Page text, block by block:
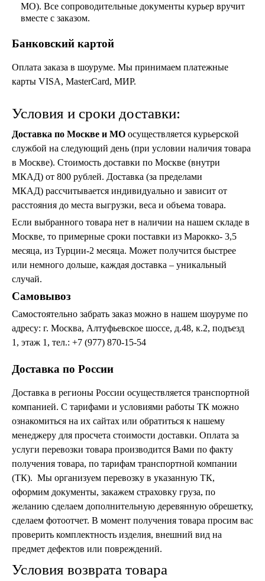
Марокканские Мозаичные
Торшеры Мозаика
Торшеры со стеклом
Светильники в хамам
Светильники потолочные
Светильники для кафе и ресторанов
Светильники дизайнерские
Светильники Лофт
Светильники с цепочками
Фонари
Абажуры
Столы и столики
Диваны и кресла
Комоды и тумбы
Консоли
Шкафы
Ширмы
Спальня Марокко
Светильники для хамама
Курны в хамам
Кувшины и чаши в хамам
Краны и смесители в хамам
Раковины латунные и медные
Медные тазы и ведра
Аксессуары в хамам
Текстиль для хамама
Плитка Марокко
Двери Марокко
Бабуши тапочки
Вазы
Зеркала
Пепельницы
МО). Все сопроводительные документы курьер вручит
вместе с заказом.
Банковский картой
Оплата заказа в шоуруме. Мы принимаем платежные
карты VISA, MasterCard, МИР.
Условия и сроки доставки:
Доставка по Москве и МО осуществляется курьерской
службой на следующий день (при условии наличия товара
в Москве). Стоимость доставки по Москве (внутри
МКАД) от 800 рублей. Доставка (за пределами
МКАД) рассчитывается индивидуально и зависит от
расстояния до места выгрузки, веса и объема товара.
Если выбранного товара нет в наличии на нашем складе в
Москве, то примерные сроки поставки из Марокко- 3,5
месяца, из Турции-2 месяца. Может получится быстрее
или немного дольше, каждая доставка – уникальный
случай.
Самовывоз
Самостоятельно забрать заказ можно в нашем шоуруме по
адресу: г. Москва, Алтуфьевское шоссе, д.48, к.2, подъезд
1, этаж 1, тел.: +7 (977) 870-15-54
Доставка по России
Доставка в регионы России осуществляется транспортной
компанией. С тарифами и условиями работы ТК можно
ознакомиться на их сайтах или обратиться к нашему
менеджеру для просчета стоимости доставки. Оплата за
услуги перевозки товара производится Вами по факту
получения товара, по тарифам транспортной компании
(ТК). Мы организуем перевозку в указанную ТК,
оформим документы, закажем страховку груза, по
желанию сделаем дополнительную деревянную обрешетку,
сделаем фотоотчет. В момент получения товара просим вас
проверить комплектность изделия, внешний вид на
предмет дефектов или повреждений.
Условия возврата товара